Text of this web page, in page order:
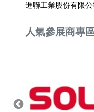
進聯工業股份有限公
人氣參展商專